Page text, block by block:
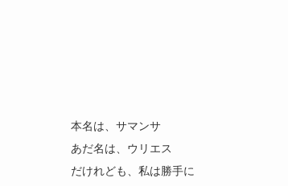
本名は、サマンサ
あだ名は、ウリエス
だけれども、私は勝手に